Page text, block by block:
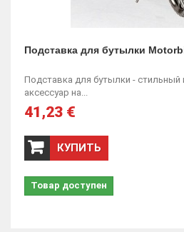
Подставка для бутылки
Подставка для бутылки - стильный
аксессуар на...
41,23 €
КУПИТЬ
Товар доступен